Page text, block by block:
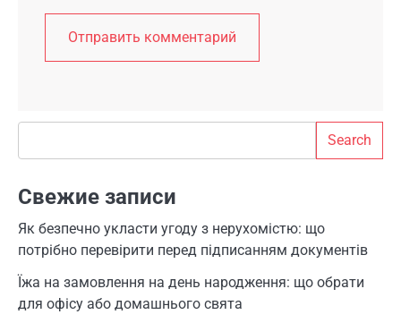
Search
Свежие записи
Як безпечно укласти угоду з нерухомістю: що
потрібно перевірити перед підписанням документів
Їжа на замовлення на день народження: що обрати
для офісу або домашнього свята